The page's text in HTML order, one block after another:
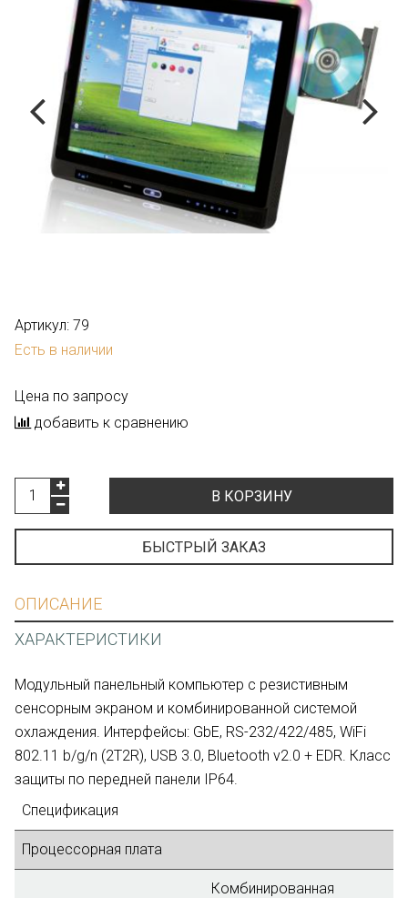
Артикул: 79
Есть в наличии
Цена по запросу
добавить к сравнению
В КОРЗИНУ
БЫСТРЫЙ ЗАКАЗ
ОПИСАНИЕ
ХАРАКТЕРИСТИКИ
Модульный панельный компьютер с резистивным
сенсорным экраном и комбинированной системой
охлаждения. Интерфейсы: GbE, RS-232/422/485, WiFi
802.11 b/g/n (2T2R), USB 3.0, Bluetooth v2.0 + EDR. Класс
защиты по передней панели IP64.
Спецификация
Процессорная плата
Комбинированная